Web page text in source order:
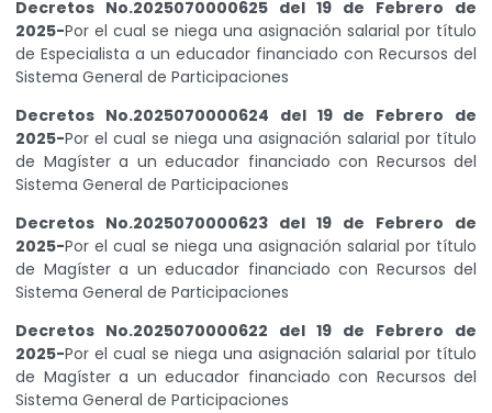
Decretos No.2025070000625 del 19 de Febrero de
2025-Por el cual se niega una asignación salarial por título
de Especialista a un educador financiado con Recursos del
Sistema General de Participaciones
Decretos No.2025070000624 del 19 de Febrero de
2025-Por el cual se niega una asignación salarial por título
de Magíster a un educador financiado con Recursos del
Sistema General de Participaciones
Decretos No.2025070000623 del 19 de Febrero de
2025-Por el cual se niega una asignación salarial por título
de Magíster a un educador financiado con Recursos del
Sistema General de Participaciones
Decretos No.2025070000622 del 19 de Febrero de
2025-Por el cual se niega una asignación salarial por título
de Magíster a un educador financiado con Recursos del
Sistema General de Participaciones